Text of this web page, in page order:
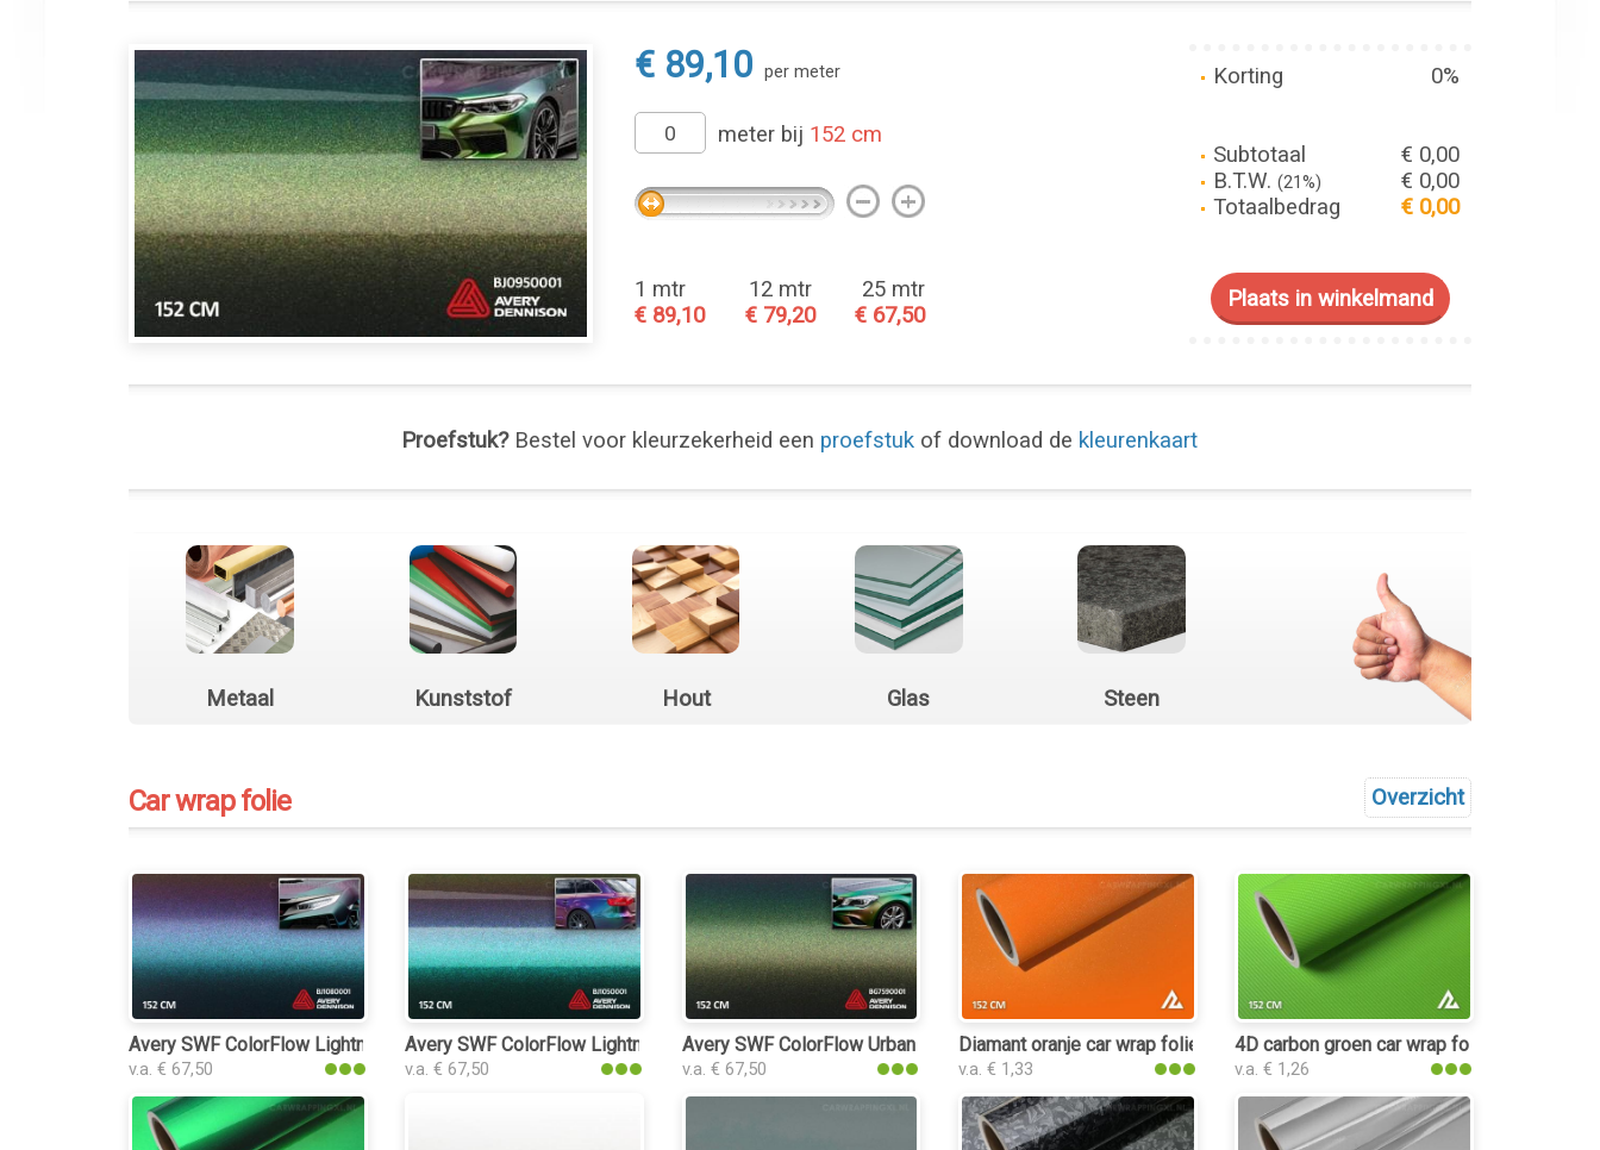
€ 89,10 per meter
meter bij 152 cm
1 mtr
€ 89,10
12 mtr
€ 79,20
25 mtr
€ 67,50
Korting 0%
Subtotaal
€ 0,00
B.T.W. (21%)
€ 0,00
Totaalbedrag
€ 0,00
Proefstuk?Bestel voor kleurzekerheid een proefstuk of download de kleurenkaart
Metaal Kunststof Hout Glas Steen
Overzicht
Car wrap folie
Avery SWF ColorFlow Lightning Ridge Satin car wrap folie
v.a. € 67,50
Avery SWF ColorFlow Lightning Ridge Gloss car wrap folie
v.a. € 67,50
Avery SWF ColorFlow Urban Jungle Satin car wrap folie
v.a. € 67,50
Diamant oranje car wrap folie
v.a. € 1,33
4D carbon groen car wrap folie
v.a. € 1,26